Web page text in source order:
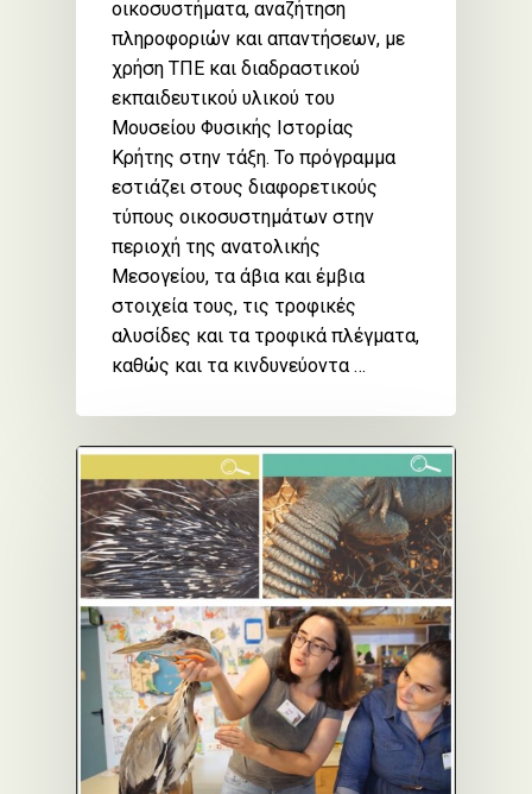
οικοσυστήματα, αναζήτηση
πληροφοριών και απαντήσεων, με
χρήση ΤΠΕ και διαδραστικού
εκπαιδευτικού υλικού του
Μουσείου Φυσικής Ιστορίας
Κρήτης στην τάξη. Το πρόγραμμα
εστιάζει στους διαφορετικούς
τύπους οικοσυστημάτων στην
περιοχή της ανατολικής
Μεσογείου, τα άβια και έμβια
στοιχεία τους, τις τροφικές
αλυσίδες και τα τροφικά πλέγματα,
καθώς και τα κινδυνεύοντα …